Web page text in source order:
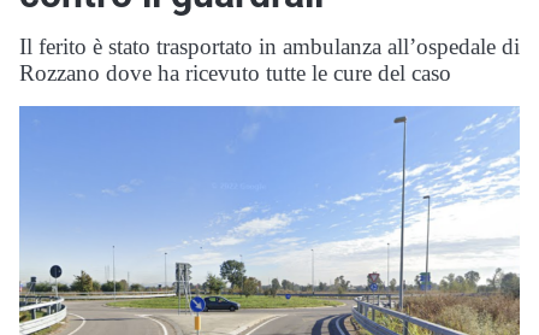
Il ferito è stato trasportato in ambulanza all’ospedale di
Rozzano dove ha ricevuto tutte le cure del caso